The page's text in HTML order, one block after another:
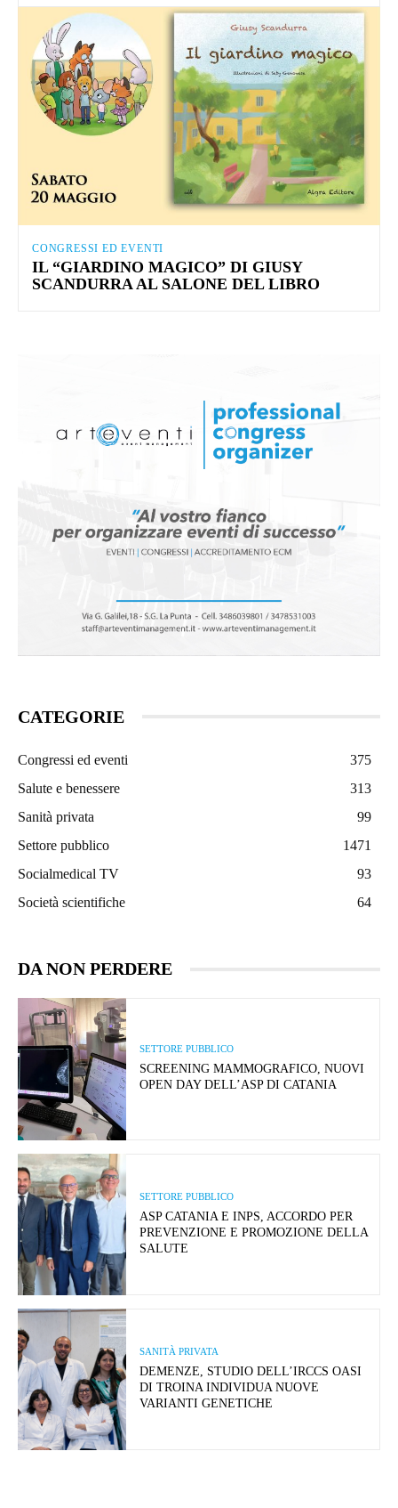
CONGRESSI ED EVENTI
IL “GIARDINO MAGICO” DI GIUSY
SCANDURRA AL SALONE DEL LIBRO
CATEGORIE
Congressi ed eventi
375
Salute e benessere
313
Sanità privata
99
Settore pubblico
1471
Socialmedical TV
93
Società scientifiche
64
DA NON PERDERE
SETTORE PUBBLICO
SCREENING MAMMOGRAFICO, NUOVI
OPEN DAY DELL’ASP DI CATANIA
SETTORE PUBBLICO
ASP CATANIA E INPS, ACCORDO PER
PREVENZIONE E PROMOZIONE DELLA
SALUTE
SANITÀ PRIVATA
DEMENZE, STUDIO DELL’IRCCS OASI
DI TROINA INDIVIDUA NUOVE
VARIANTI GENETICHE